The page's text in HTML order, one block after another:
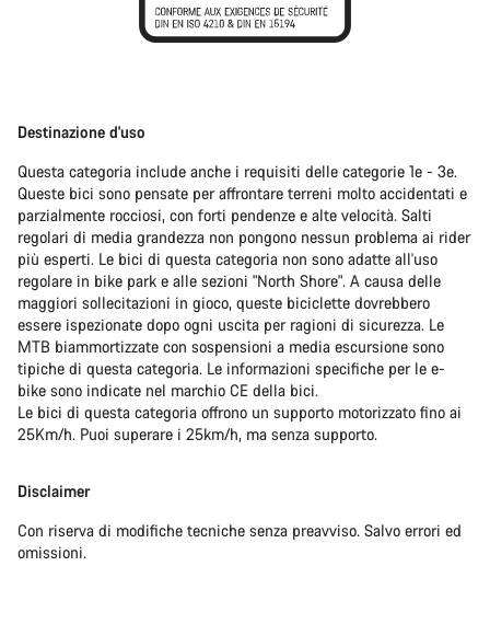
Destinazione d'uso
Questa categoria include anche i requisiti delle categorie 1e - 3e.
Queste bici sono pensate per affrontare terreni molto accidentati e
parzialmente rocciosi, con forti pendenze e alte velocità. Salti
regolari di media grandezza non pongono nessun problema ai rider
più esperti. Le bici di questa categoria non sono adatte all'uso
regolare in bike park e alle sezioni "North Shore". A causa delle
maggiori sollecitazioni in gioco, queste biciclette dovrebbero
essere ispezionate dopo ogni uscita per ragioni di sicurezza. Le
MTB biammortizzate con sospensioni a media escursione sono
tipiche di questa categoria. Le informazioni specifiche per le e-
bike sono indicate nel marchio CE della bici.
Le bici di questa categoria offrono un supporto motorizzato fino ai
25Km/h. Puoi superare i 25km/h, ma senza supporto.
Disclaimer
Con riserva di modifiche tecniche senza preavviso. Salvo errori ed
omissioni.